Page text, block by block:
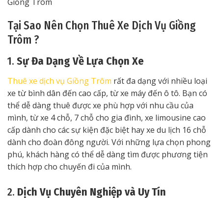
Tại Sao Nên Chọn Thuê Xe Dịch Vụ Giồng
Trôm ?
1. Sự Đa Dạng Về Lựa Chọn Xe
Thuê xe dịch vụ Giồng Trôm rất đa dạng với nhiều loại
xe từ bình dân đến cao cấp, từ xe máy đến ô tô. Bạn có
thể dễ dàng thuê được xe phù hợp với nhu cầu của
mình, từ xe 4 chỗ, 7 chỗ cho gia đình, xe limousine cao
cấp dành cho các sự kiện đặc biệt hay xe du lịch 16 chỗ
dành cho đoàn đông người. Với những lựa chọn phong
phú, khách hàng có thể dễ dàng tìm được phương tiện
thích hợp cho chuyến đi của mình.
2. Dịch Vụ Chuyên Nghiệp và Uy Tín